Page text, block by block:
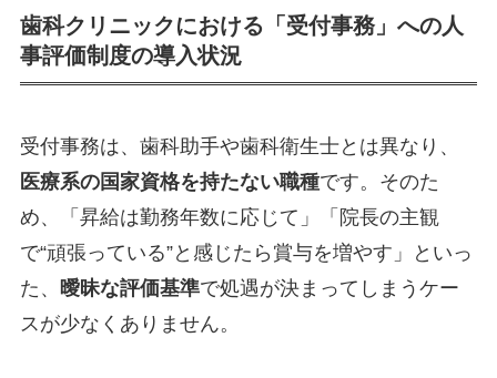
歯科クリニックにおける「受付事務」への人
事評価制度の導入状況
受付事務は、歯科助手や歯科衛生士とは異なり、
医療系の国家資格を持たない職種です。そのた
め、「昇給は勤務年数に応じて」「院長の主観
で“頑張っている”と感じたら賞与を増やす」といっ
た、 曖昧な評価基準で処遇が決まってしまうケー
スが少なくありません。